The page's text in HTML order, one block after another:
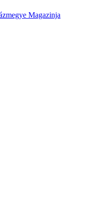
Magazinja